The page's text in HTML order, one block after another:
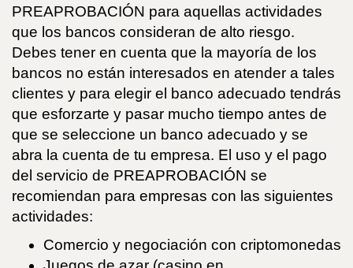
PREAPROBACIÓN para aquellas actividades
que los bancos consideran de alto riesgo.
Debes tener en cuenta que la mayoría de los
bancos no están interesados en atender a tales
clientes y para elegir el banco adecuado tendrás
que esforzarte y pasar mucho tiempo antes de
que se seleccione un banco adecuado y se
abra la cuenta de tu empresa. El uso y el pago
del servicio de PREAPROBACIÓN se
recomiendan para empresas con las siguientes
actividades:
Comercio y negociación con criptomonedas